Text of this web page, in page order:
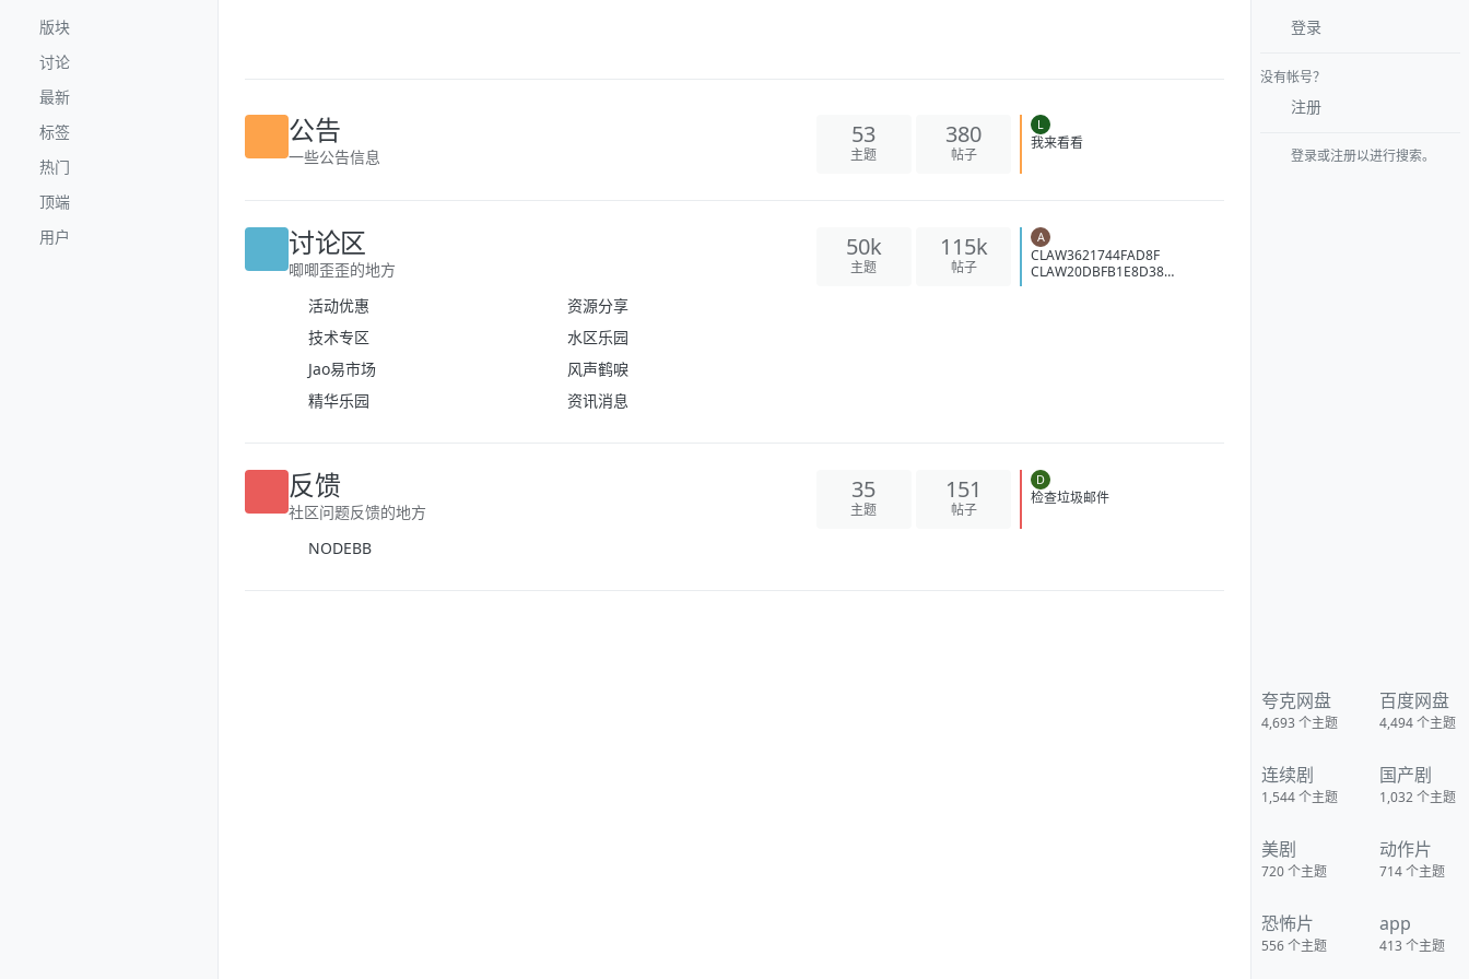
版块
讨论
最新
标签
热门
顶端
用户
公告
一些公告信息
53
主题
380
帖子
L
我来看看
讨论区
唧唧歪歪的地方
活动优惠
资源分享
技术专区
水区乐园
Jao易市场
风声鹤唳
精华乐园
资讯消息
50k
主题
115k
帖子
A
CLAW3621744FAD8F
CLAW20DBFB1E8D38
反馈
社区问题反馈的地方
NODEBB
35
主题
151
帖子
D
检查垃圾邮件
登录
没有帐号？
注册
登录或注册以进行搜索。
夸克网盘
4,693个主题
百度网盘
4,494个主题
连续剧
1,544个主题
国产剧
1,032个主题
美剧
720个主题
动作片
714个主题
恐怖片
556个主题
app
413个主题